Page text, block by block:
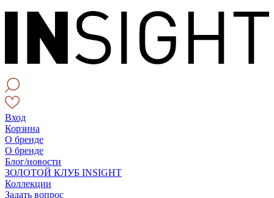
Вход
Корзина
О бренде
О бренде
Блог/новости
ЗОЛОТОЙ КЛУБ INSIGHT
Коллекции
Задать вопрос